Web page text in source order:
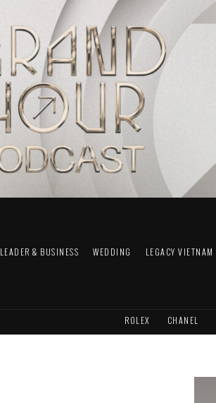
LEADER & BUSINESS WEDDING LEGACY VIETNAM
ROLEX CHANEL